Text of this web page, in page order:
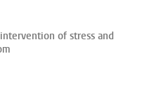
of stress and